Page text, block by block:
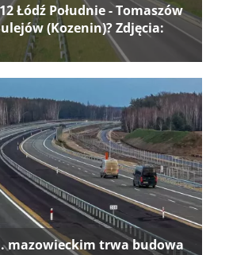
Łódź Południe - Tomaszów
(Kozenin)? Zdjęcia:
mazowieckim trwa budowa